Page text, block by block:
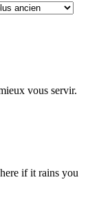
vous servir.
if it rains you